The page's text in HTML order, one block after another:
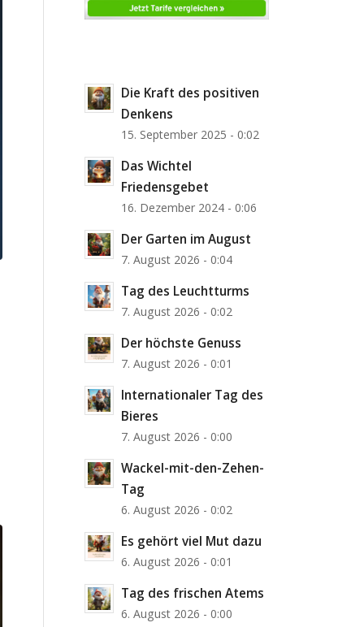
Die Kraft des positiven
Denkens
15. September 2025 - 0:02
Das Wichtel
Friedensgebet
16. Dezember 2024 - 0:06
Der Garten im August
7. August 2026 - 0:04
Tag des Leuchtturms
7. August 2026 - 0:02
Der höchste Genuss
7. August 2026 - 0:01
Internationaler Tag des
Bieres
7. August 2026 - 0:00
Wackel-mit-den-Zehen-
Tag
6. August 2026 - 0:02
Es gehört viel Mut dazu
6. August 2026 - 0:01
Tag des frischen Atems
6. August 2026 - 0:00